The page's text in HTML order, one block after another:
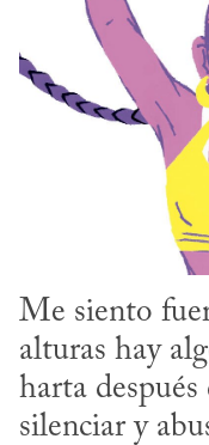
Me siento
alturas hay
harta
silenciar y